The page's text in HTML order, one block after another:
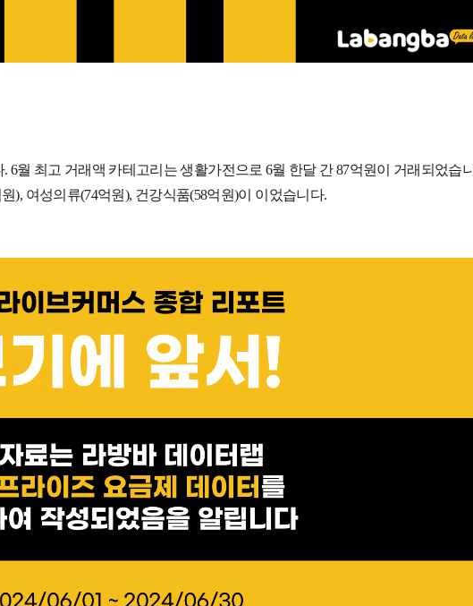
6월 최고 거래액 카테고리는 생활가전으로 6월 한달 간 87억원이 거래되었습니
), 여성의류(74억원), 건강식품(58억원)이 이었습니다.